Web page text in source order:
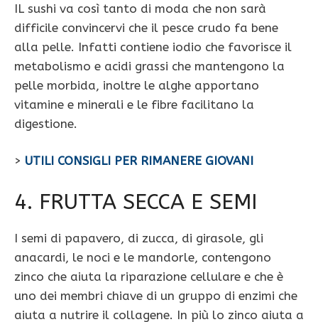
IL sushi va così tanto di moda che non sarà
difficile convincervi che il pesce crudo fa bene
alla pelle. Infatti contiene iodio che favorisce il
metabolismo e acidi grassi che mantengono la
pelle morbida, inoltre le alghe apportano
vitamine e minerali e le fibre facilitano la
digestione.
> UTILI CONSIGLI PER RIMANERE GIOVANI
4. FRUTTA SECCA E SEMI
I semi di papavero, di zucca, di girasole, gli
anacardi, le noci e le mandorle, contengono
zinco che aiuta la riparazione cellulare e che è
uno dei membri chiave di un gruppo di enzimi che
aiuta a nutrire il collagene. In più lo zinco aiuta a